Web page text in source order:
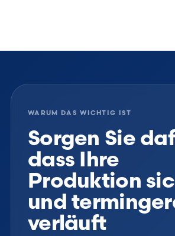
WARUM DAS WICHTIG IST
Sorgen Sie
dass Ihre
Produktion
und
verläuft